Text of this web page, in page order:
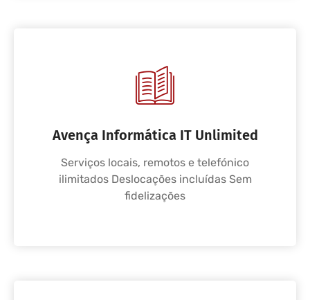
Avença Informática IT Unlimited
Serviços locais, remotos e telefónico
ilimitados Deslocações incluídas Sem
fidelizações